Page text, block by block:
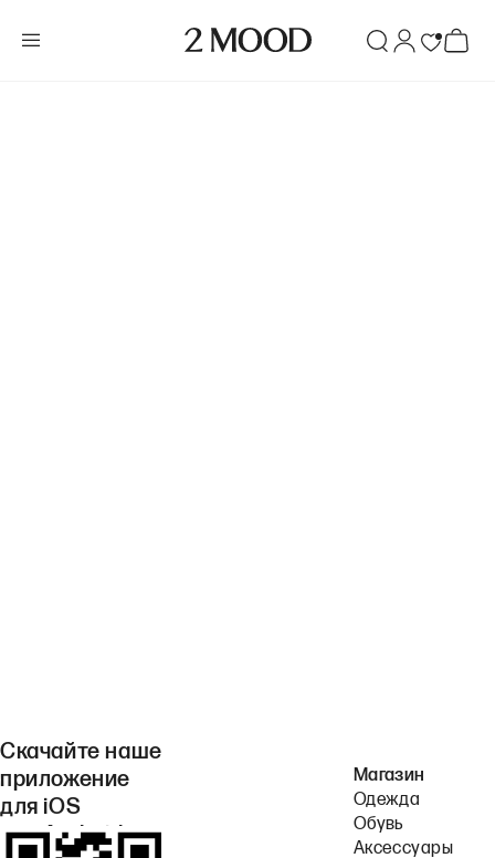
Скачайте наше
приложение
для iOS
или Android.
Магазин
Одежда
Обувь
Аксессуары